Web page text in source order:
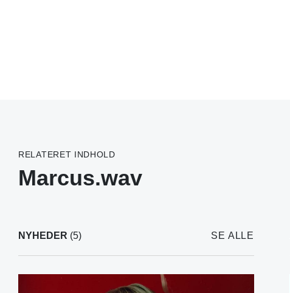
RELATERET INDHOLD
Marcus.wav
NYHEDER (5) SE ALLE